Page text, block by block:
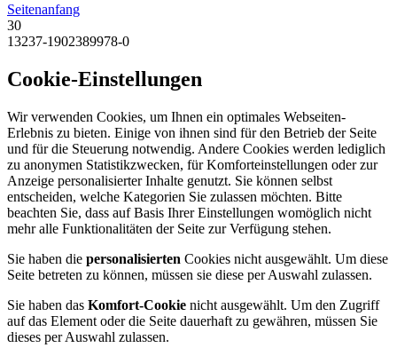
Seitenanfang
30
13237-1902389978-0
Cookie-Einstellungen
Wir verwenden Cookies, um Ihnen ein optimales Webseiten-
Erlebnis zu bieten. Einige von ihnen sind für den Betrieb der Seite
und für die Steuerung notwendig. Andere Cookies werden lediglich
zu anonymen Statistikzwecken, für Komforteinstellungen oder zur
Anzeige personalisierter Inhalte genutzt. Sie können selbst
entscheiden, welche Kategorien Sie zulassen möchten. Bitte
beachten Sie, dass auf Basis Ihrer Einstellungen womöglich nicht
mehr alle Funktionalitäten der Seite zur Verfügung stehen.
Sie haben die personalisierten Cookies nicht ausgewählt. Um diese
Seite betreten zu können, müssen sie diese per Auswahl zulassen.
Sie haben das Komfort-Cookie nicht ausgewählt. Um den Zugriff
auf das Element oder die Seite dauerhaft zu gewähren, müssen Sie
dieses per Auswahl zulassen.